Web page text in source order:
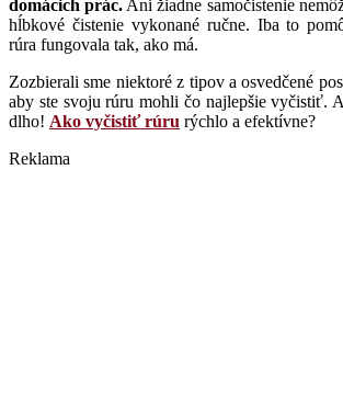
domácich prác.Ani žiadne samočistenie
hĺbkové čistenie vykonané ručne. Iba to
rúra fungovala tak, ako má.
Zozbierali sme niektoré z tipov a osvedčené
aby ste svoju rúru mohli čo najlepšie vyčistiť.
dlho! Ako vyčistiť rúru rýchlo a efektívne?
Reklama